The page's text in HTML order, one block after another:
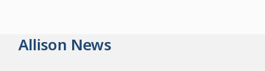
Allison News